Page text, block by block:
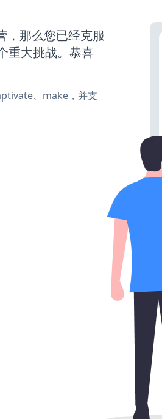
那么您已经克服
重大挑战。恭喜
、make，并支